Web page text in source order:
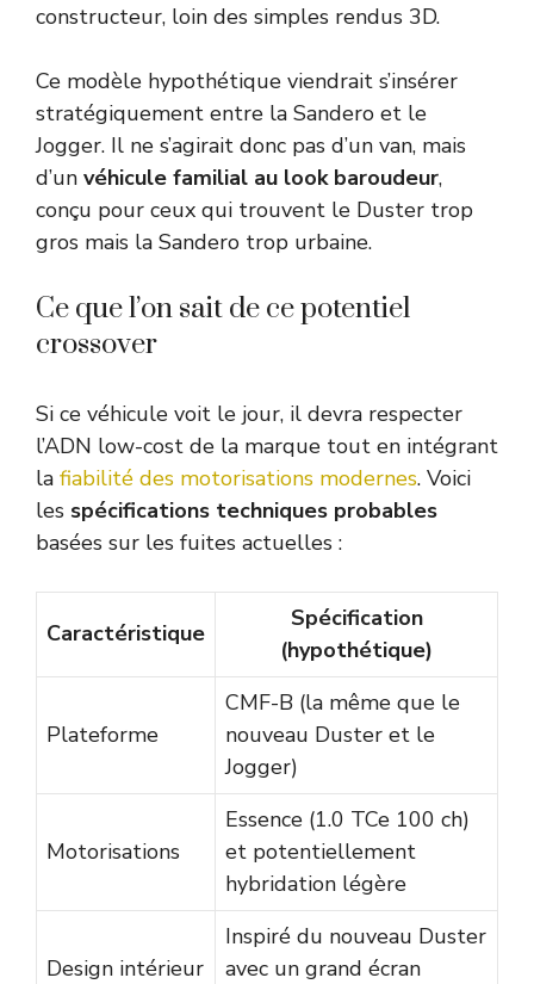
constructeur, loin des simples rendus 3D.
Ce modèle hypothétique viendrait s’insérer
stratégiquement entre la Sandero et le
Jogger. Il ne s’agirait donc pas d’un van, mais
d’un véhicule familial au look baroudeur,
conçu pour ceux qui trouvent le Duster trop
gros mais la Sandero trop urbaine.
Ce que l’on sait de ce potentiel
crossover
Si ce véhicule voit le jour, il devra respecter
l’ADN low-cost de la marque tout en intégrant
la fiabilité des motorisations modernes. Voici
les spécifications techniques probables
basées sur les fuites actuelles :
Caractéristique
Spécification
(hypothétique)
Plateforme
CMF-B (la même que le
nouveau Duster et le
Jogger)
Motorisations
Essence (1.0 TCe 100 ch)
et potentiellement
hybridation légère
Design intérieur
Inspiré du nouveau Duster
avec un grand écran